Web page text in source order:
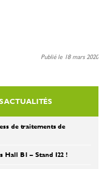
Publié le 18 mars 2020
ACTUALITÉS
de traitements de
Hall B1 – Stand I22 !